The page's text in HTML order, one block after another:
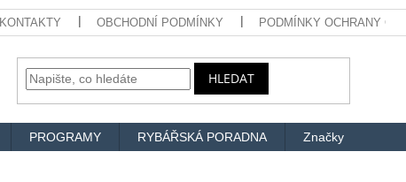
KONTAKTY OBCHODNÍ PODMÍNKY PODMÍNKY OCHRANY
HLEDAT
PROGRAMY RYBÁŘSKÁ PORADNA Značky